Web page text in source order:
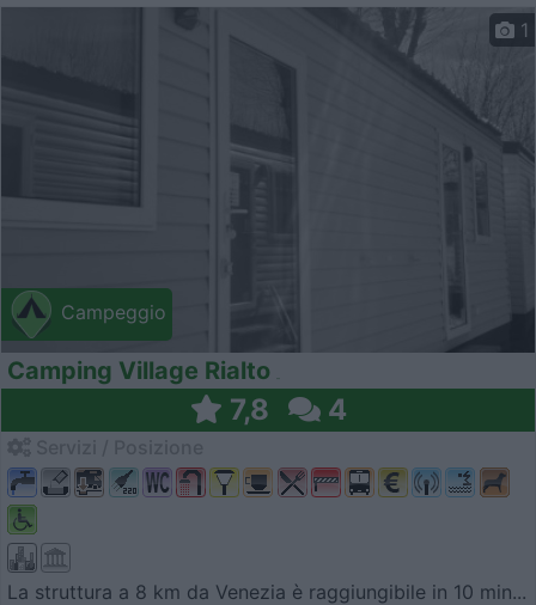
Campeggio
1
Camping Village Rialto
7,8 4
La struttura a 8 km da Venezia è raggiungibile in 10 min...